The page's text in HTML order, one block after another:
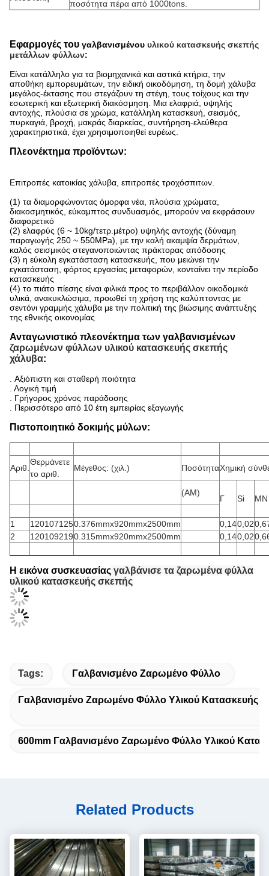
ποσότητα πέρα από 1000tons.
Εφαρμογές του γαλβανισμένου υλικού κατασκευής σκεπής
μετάλλων φύλλων:
Είναι κατάλληλο για τα βιομηχανικά και αστικά κτήρια, την
αποθήκη εμπορευμάτων, την ειδική οικοδόμηση, τη δομή χάλυβα
μεγάλος-έκτασης που στεγάζουν τη στέγη, τους τοίχους και την
εσωτερική και εξωτερική διακόσμηση. Μια ελαφριά, υψηλής
αντοχής, πλούσια σε χρώμα, κατάλληλη κατασκευή, σεισμός,
πυρκαγιά, βροχή, μακράς διαρκείας, συντήρηση-ελεύθερα
χαρακτηριστικά, έχει χρησιμοποιηθεί ευρέως.
Πλεονέκτημα προϊόντων:
Επιτροπές κατοικίας χάλυβα, επιτροπές τροχόσπιτων.
(1) τα διαμορφώνοντας όμορφα νέα, πλούσια χρώματα,
διακοσμητικός, εύκαμπτος συνδυασμός, μπορούν να εκφράσουν
διαφορετικό
(2) ελαφρύς (6 ~ 10kg/τετρ.μέτρο) υψηλής αντοχής (δύναμη
παραγωγής 250 ~ 550MPa), με την καλή ακαμψία δερμάτων,
καλός σεισμικός στεγανοποιώντας πράκτορας απόδοσης
(3) η εύκολη εγκατάσταση κατασκευής, που μειώνει την
εγκατάσταση, φόρτος εργασίας μεταφορών, κονταίνει την περίοδο
κατασκευής
(4) το πιάτο πίεσης είναι φιλικά προς το περιβάλλον οικοδομικά
υλικά, ανακυκλώσιμα, προωθεί τη χρήση της καλύπτοντας με
σεντόνι γραμμής χάλυβα με την πολιτική της βιώσιμης ανάπτυξης
της εθνικής οικονομίας
Ανταγωνιστικό πλεονέκτημα των γαλβανισμένων
ζαρωμένων φύλλων υλικού κατασκευής σκεπής
χάλυβα:
Αξιόπιστη και σταθερή ποιότητα
. Λογική τιμή
. Γρήγορος χρόνος παράδοσης
. Περισσότερο από 10 έτη εμπειρίας εξαγωγής
Πιστοποιητικό δοκιμής μύλων:
Αριθ.
Θερμάνετε
το αριθ.
Μέγεθος: (χιλ.) ΠοσότηταΧημική
(ΑΜ)
Γ Si ΜΝ
1 1201071250.376mmx920mmx2500mm 0,140,02
2
1201092190.315mmx920mmx2500mm 0,140,02
Η εικόνα συσκευασίας γαλβάνισε τα ζαρωμένα φύλλα
υλικού κατασκευής σκεπής
Tags: Γαλβανισμένο Ζαρωμένο Φύλλο
Γαλβανισμένο Ζαρωμένο Φύλλο Υλικού Κατασκευής
600mm Γαλβανισμένο Ζαρωμένο Φύλλο Υλικού
Related Products